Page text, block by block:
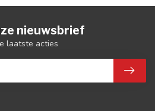
nieuwsbrief
laatste acties